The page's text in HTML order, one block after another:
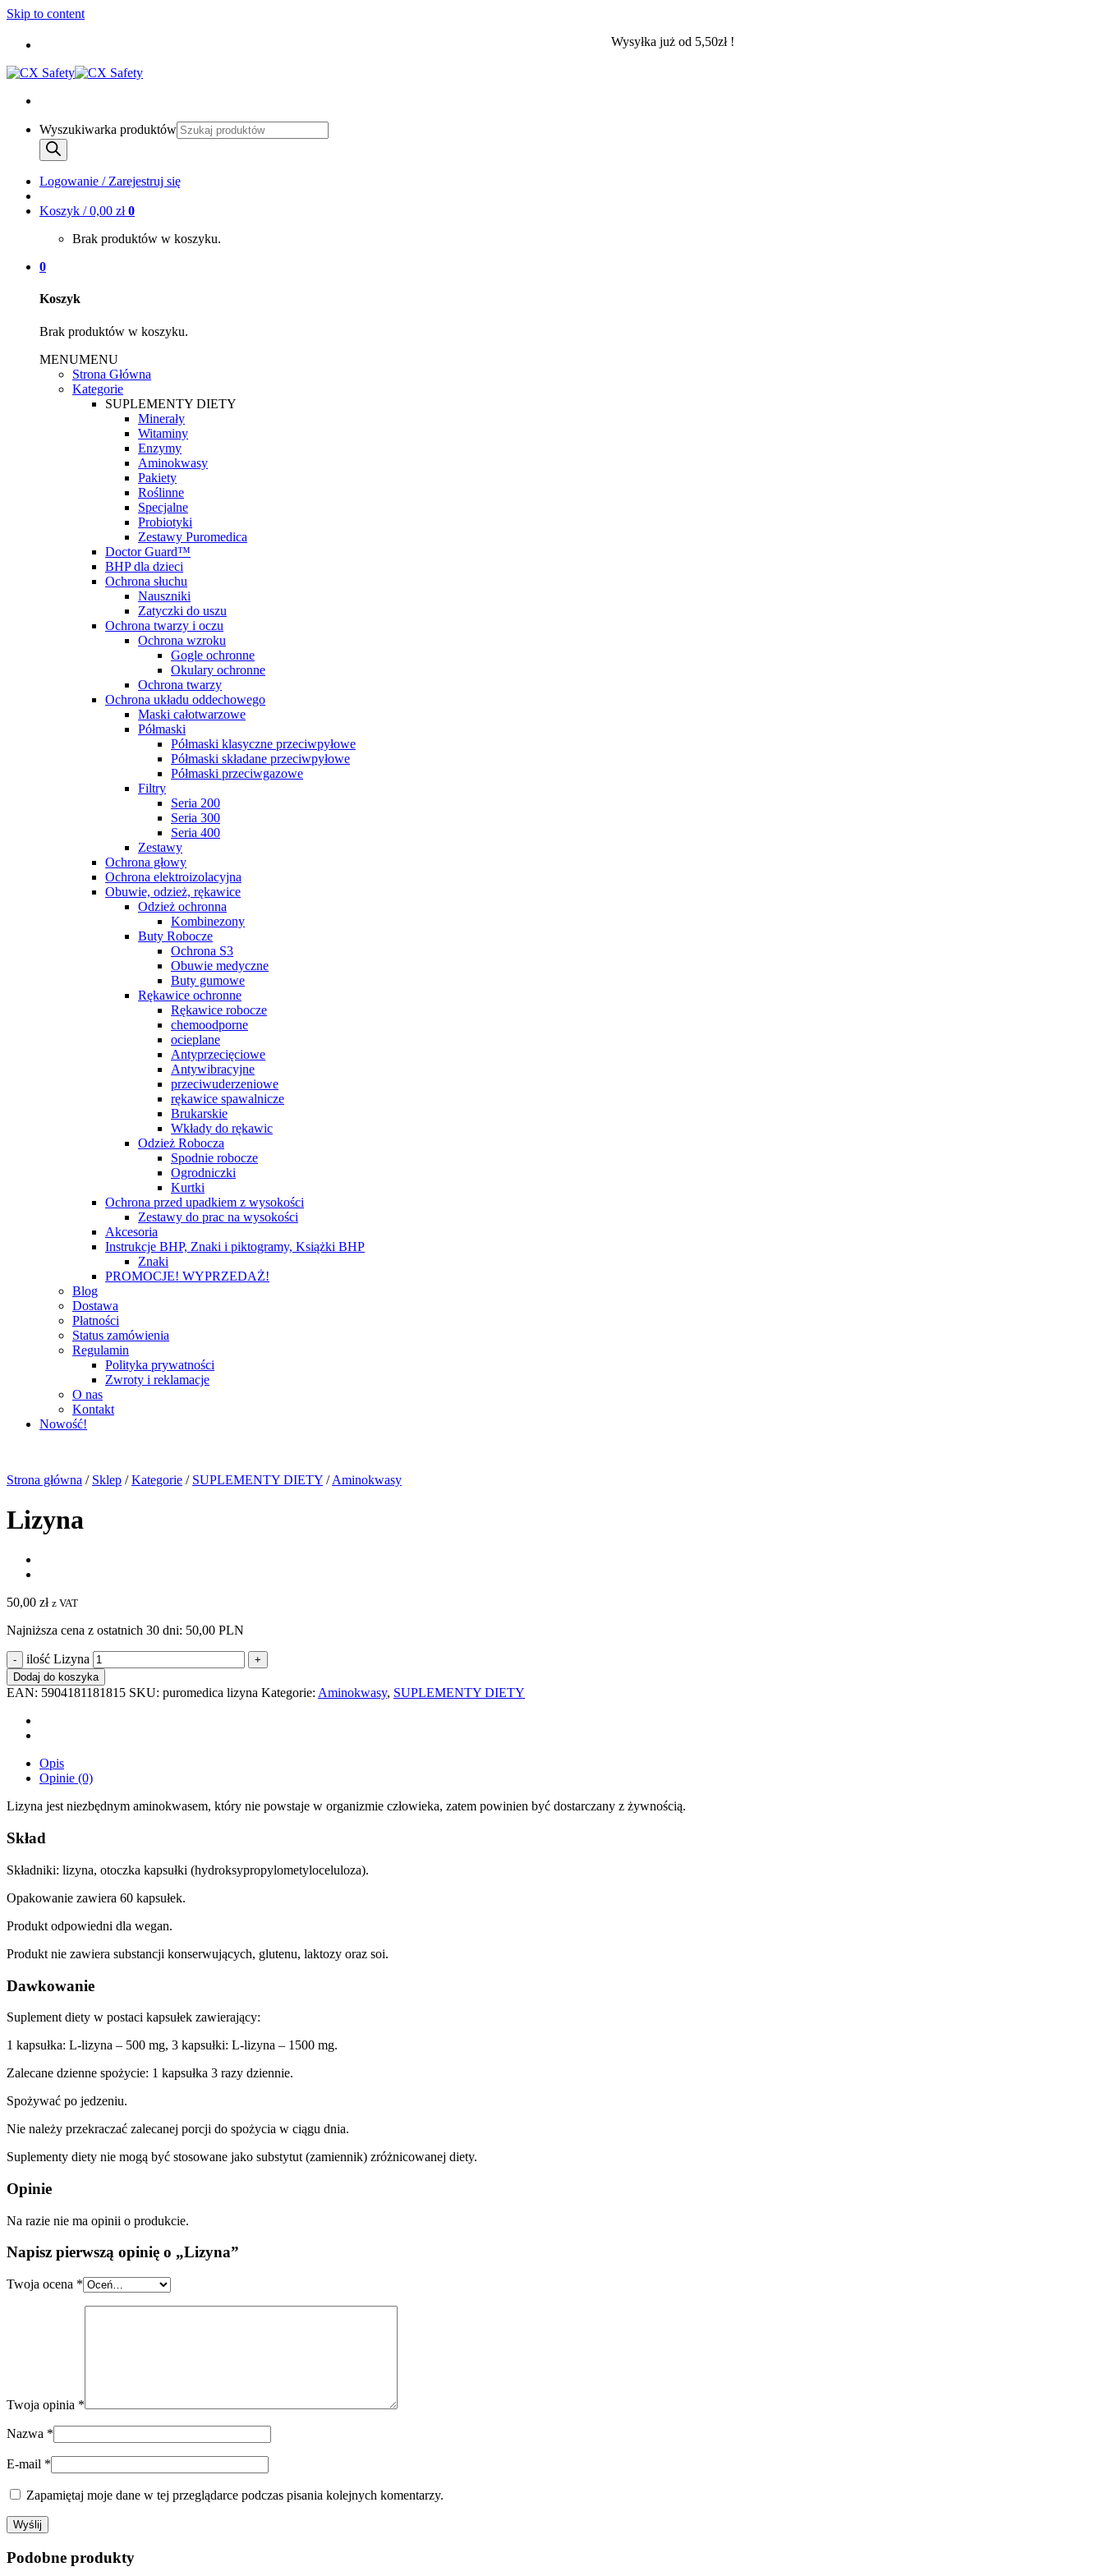
Skip to content
Wysyłka już od 5,50zł !
Wyszukiwarka produktów
Logowanie / Zarejestruj się
Koszyk /0,00 zł 0
Brak produktów w koszyku.
0
Koszyk
Brak produktów w koszyku.
MENUMENU
Strona Główna
Kategorie
SUPLEMENTY DIETY
Minerały
Witaminy
Enzymy
Aminokwasy
Pakiety
Roślinne
Specjalne
Probiotyki
Zestawy Puromedica
Doctor Guard™
BHP dla dzieci
Ochrona słuchu
Nauszniki
Zatyczki do uszu
Ochrona twarzy i oczu
Ochrona wzroku
Gogle ochronne
Okulary ochronne
Ochrona twarzy
Ochrona układu oddechowego
Maski całotwarzowe
Półmaski
Półmaski klasyczne przeciwpyłowe
Półmaski składane przeciwpyłowe
Półmaski przeciwgazowe
Filtry
Seria 200
Seria 300
Seria 400
Zestawy
Ochrona głowy
Ochrona elektroizolacyjna
Obuwie, odzież, rękawice
Odzież ochronna
Kombinezony
Buty Robocze
Ochrona S3
Obuwie medyczne
Buty gumowe
Rękawice ochronne
Rękawice robocze
chemoodporne
ocieplane
Antyprzecięciowe
Antywibracyjne
przeciwuderzeniowe
rękawice spawalnicze
Brukarskie
Wkłady do rękawic
Odzież Robocza
Spodnie robocze
Ogrodniczki
Kurtki
Ochrona przed upadkiem z wysokości
Zestawy do prac na wysokości
Akcesoria
Instrukcje BHP, Znaki i piktogramy, Książki BHP
Znaki
PROMOCJE! WYPRZEDAŻ!
Blog
Dostawa
Płatności
Status zamówienia
Regulamin
Polityka prywatności
Zwroty i reklamacje
O nas
Kontakt
Nowość!
Strona główna / Sklep / Kategorie / SUPLEMENTY DIETY / Aminokwasy
Lizyna
50,00 zł z VAT
Najniższa cena z ostatnich 30 dni: 50,00 PLN
ilość Lizyna
Dodaj do koszyka
EAN: 5904181181815 SKU: puromedica lizyna Kategorie: Aminokwasy, SUPLEMENTY DIETY
Opis
Opinie (0)
Lizyna jest niezbędnym aminokwasem, który nie powstaje w organizmie człowieka, zatem powinien być dostarczany z żywnością.
Skład
Składniki: lizyna, otoczka kapsułki (hydroksypropylometyloceluloza).
Opakowanie zawiera 60 kapsułek.
Produkt odpowiedni dla wegan.
Produkt nie zawiera substancji konserwujących, glutenu, laktozy oraz soi.
Dawkowanie
Suplement diety w postaci kapsułek zawierający:
1 kapsułka: L-lizyna – 500 mg, 3 kapsułki: L-lizyna – 1500 mg.
Zalecane dzienne spożycie: 1 kapsułka 3 razy dziennie.
Spożywać po jedzeniu.
Nie należy przekraczać zalecanej porcji do spożycia w ciągu dnia.
Suplementy diety nie mogą być stosowane jako substytut (zamiennik) zróżnicowanej diety.
Opinie
Na razie nie ma opinii o produkcie.
Napisz pierwszą opinię o „Lizyna”
Twoja ocena *
Twoja opinia *
Nazwa *
E-mail *
Zapamiętaj moje dane w tej przeglądarce podczas pisania kolejnych komentarzy.
Podobne produkty